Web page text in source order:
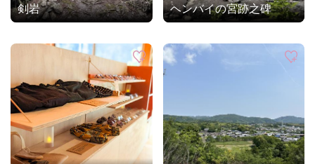
剣岩 ヘンバイの宮跡之碑